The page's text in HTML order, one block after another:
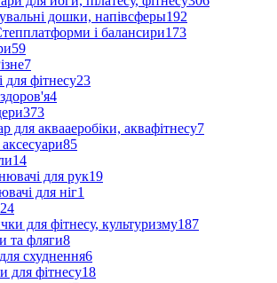
дошки, напівсферы192
і балансири173
59
7
для фітнесу23
4
373
для аквааеробіки, аквафітнесу7
85
14
для рук19
для ніг1
24
для фітнесу, культуризму187
та фляги8
схуднення6
для фітнесу18